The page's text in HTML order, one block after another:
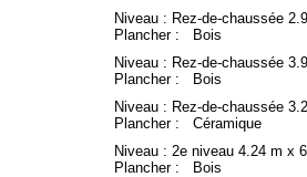
Niveau : Rez-de-chaussée
Plancher : Bois
Niveau : Rez-de-chaussée
Plancher : Bois
Niveau : Rez-de-chaussée
Plancher : Céramique
Niveau : 2e niveau 4.24 m x
Plancher : Bois